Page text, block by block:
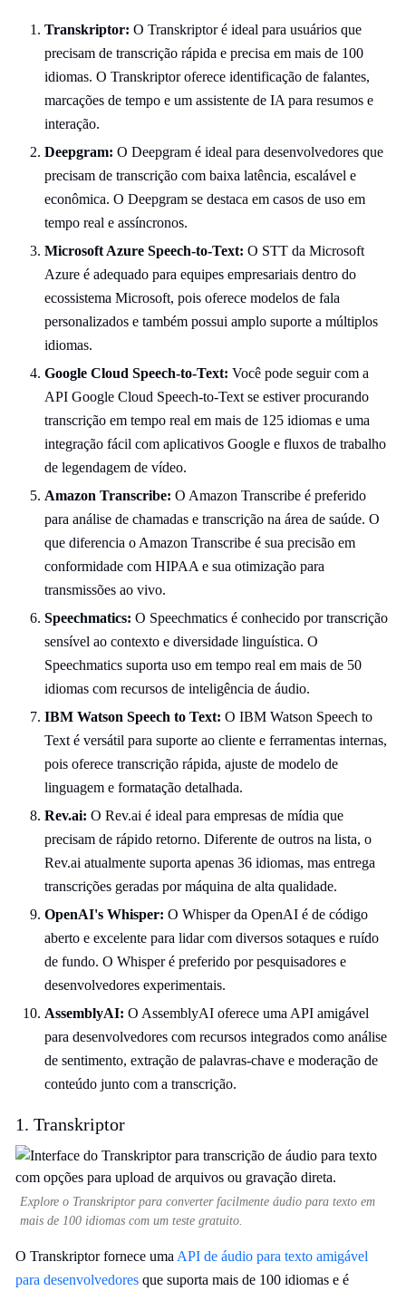
Transkriptor: O Transkriptor é ideal para usuários que
precisam de transcrição rápida e precisa em mais de 100
idiomas. O Transkriptor oferece identificação de falantes,
marcações de tempo e um assistente de IA para resumos e
interação.
Deepgram: O Deepgram é ideal para desenvolvedores que
precisam de transcrição com baixa latência, escalável e
econômica. O Deepgram se destaca em casos de uso em
tempo real e assíncronos.
Microsoft Azure Speech-to-Text: O STT da Microsoft
Azure é adequado para equipes empresariais dentro do
ecossistema Microsoft, pois oferece modelos de fala
personalizados e também possui amplo suporte a múltiplos
idiomas.
Google Cloud Speech-to-Text: Você pode seguir com a
API Google Cloud Speech-to-Text se estiver procurando
transcrição em tempo real em mais de 125 idiomas e uma
integração fácil com aplicativos Google e fluxos de trabalho
de legendagem de vídeo.
Amazon Transcribe: O Amazon Transcribe é preferido
para análise de chamadas e transcrição na área de saúde. O
que diferencia o Amazon Transcribe é sua precisão em
conformidade com HIPAA e sua otimização para
transmissões ao vivo.
Speechmatics: O Speechmatics é conhecido por transcrição
sensível ao contexto e diversidade linguística. O
Speechmatics suporta uso em tempo real em mais de 50
idiomas com recursos de inteligência de áudio.
IBM Watson Speech to Text: O IBM Watson Speech to
Text é versátil para suporte ao cliente e ferramentas internas,
pois oferece transcrição rápida, ajuste de modelo de
linguagem e formatação detalhada.
Rev.ai: O Rev.ai é ideal para empresas de mídia que
precisam de rápido retorno. Diferente de outros na lista, o
Rev.ai atualmente suporta apenas 36 idiomas, mas entrega
transcrições geradas por máquina de alta qualidade.
OpenAI's Whisper: O Whisper da OpenAI é de código
aberto e excelente para lidar com diversos sotaques e ruído
de fundo. O Whisper é preferido por pesquisadores e
desenvolvedores experimentais.
AssemblyAI: O AssemblyAI oferece uma API amigável
para desenvolvedores com recursos integrados como análise
de sentimento, extração de palavras-chave e moderação de
conteúdo junto com a transcrição.
1. Transkriptor
Explore o Transkriptor para converter facilmente áudio para texto em
mais de 100 idiomas com um teste gratuito.
O Transkriptor fornece uma API de áudio para texto amigável
para desenvolvedores que suporta mais de 100 idiomas e é